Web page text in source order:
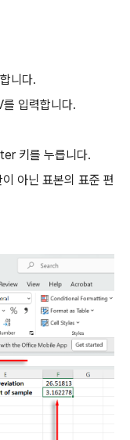
니다.
입력합니다.
키를 누릅니다.
아닌 표본의 표준 편